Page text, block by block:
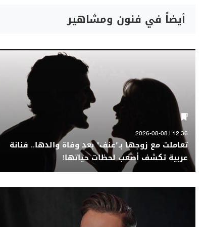
أيضاً في فنون ومشاهير
12:36 | 2026-08-08
تعاملت مع زوجها بـ"عنف" بعد وفاة والدها.. فنانة
عربية تكشف أصعب لحظات حياتها!